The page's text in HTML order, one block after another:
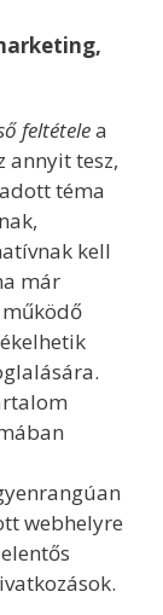
feltételea
annyit tesz,
téma
kell
már
webhelyre